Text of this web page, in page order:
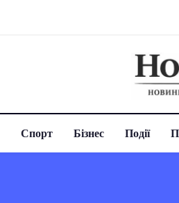
Спорт Бізнес Події